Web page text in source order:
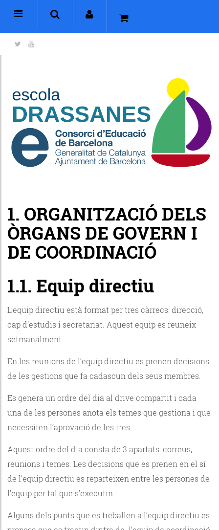
1. ORGANITZACIÓ DELS
ÒRGANS DE GOVERN I
DE COORDINACIÓ
1.1. Equip directiu
L’equip directiu està format per tres càrrecs: direcció,
cap d’estudis i secretariat. Aquest equip es reuneix
setmanalment.
En les reunions de l’equip directiu es prenen decisions
de les gestions que fa cadascun dels seus membres.
Es genera un ordre del dia al drive compartit i cada
una de les persones anota els temes que gestiona i que
necessiten l’aprovació de les tres.
Aquest ordre del dia consta de 3 apartats: correus,
reunions i temes. Les decisions que es prenen en el sí
de l’equip directiu es reparteixen entre les persones de
l’equip per tal que s’executin.
Alguns dels punts que es treballen a l’equip directiu es